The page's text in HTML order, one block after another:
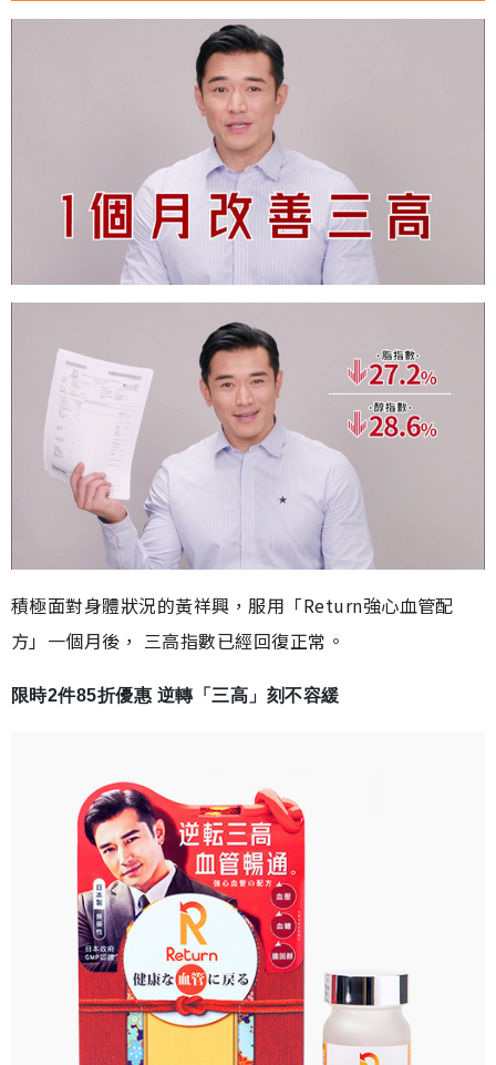
積極面對身體狀況的黃祥興，服用「Return強心血管配
方」一個月後， 三高指數已經回復正常。
限時2件85折優惠 逆轉「三高」刻不容緩